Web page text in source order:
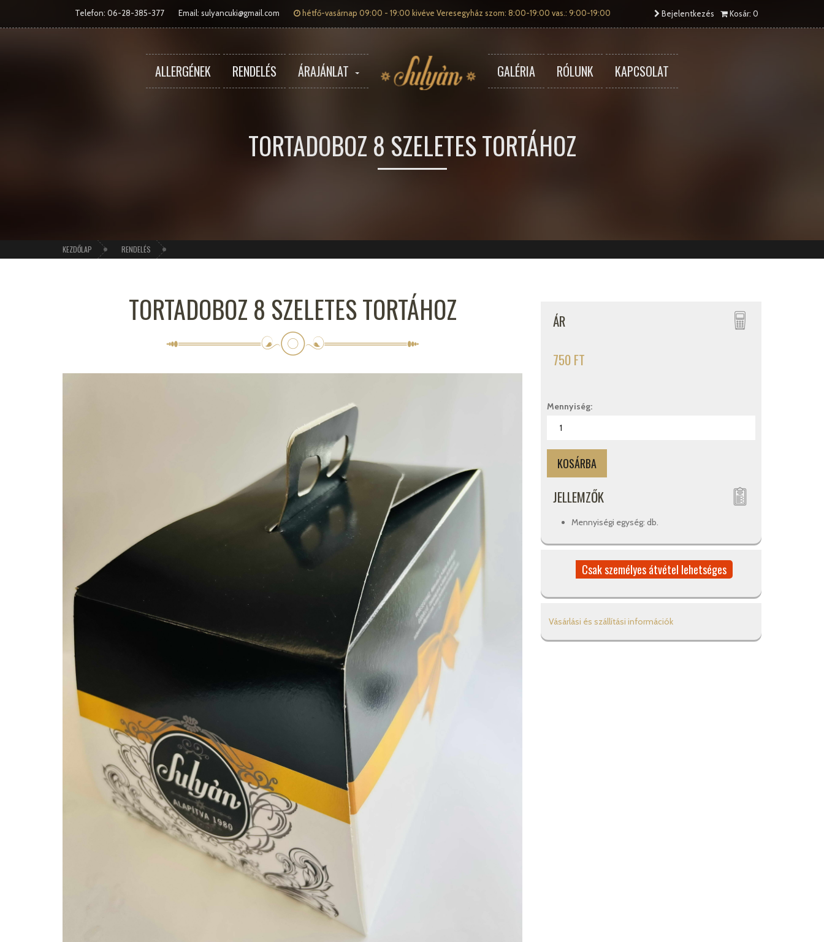
Telefon: 06-28-385-377 Email: sulyancuki@gmail.com hétfő-vasárnap 09:00 - 19:00 kivéve Veresegyház szom: 8:00-19:00 vas.: 9:00-19:00 Bejelentkezés Kosár: 0
ALLERGÉNEK RENDELÉS ÁRAJÁNLAT GALÉRIA RÓLUNK KAPCSOLAT
TORTADOBOZ 8 SZELETES TORTÁHOZ
KEZDŐLAP RENDELÉS
TORTADOBOZ 8 SZELETES TORTÁHOZ ÁR
750 FT
Mennyiség:
JELLEMZŐK
Mennyiségi egység: db.
Csak személyes átvétel lehetséges
Vásárlási és szállítási információk